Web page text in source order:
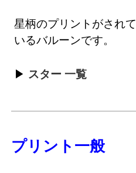
星柄のプリントがされて
いるバルーンです。
スター 一覧
プリント一般